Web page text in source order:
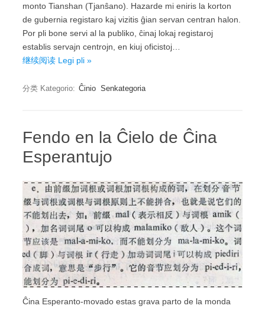
monto Tianshan (Tjanŝano). Hazarde mi eniris la korton
de gubernia registaro kaj vizitis ĝian servan centran halon.
Por pli bone servi al la publiko, ĉinaj lokaj registaroj
establis servajn centrojn, en kiuj oficistoj…
继续阅读 Legi pli »
分类 Kategorio: Ĉinio Senkategoria
Fendo en la Ĉielo de Ĉina
Esperantujo
Ĉina Esperanto-movado estas grava parto de la monda